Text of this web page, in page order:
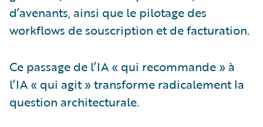
d’avenants, ainsi que le pilotage des
workflows de souscription et de facturation.
Ce passage de l’IA « qui recommande » à
l’IA « qui agit » transforme radicalement la
question architecturale.